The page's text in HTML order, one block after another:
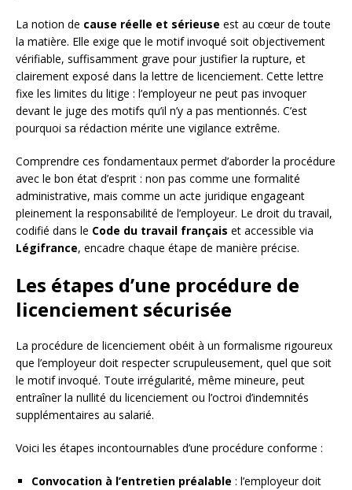
La notion de cause réelle et sérieuse est au cœur de toute
la matière. Elle exige que le motif invoqué soit objectivement
vérifiable, suffisamment grave pour justifier la rupture, et
clairement exposé dans la lettre de licenciement. Cette lettre
fixe les limites du litige : l’employeur ne peut pas invoquer
devant le juge des motifs qu’il n’y a pas mentionnés. C’est
pourquoi sa rédaction mérite une vigilance extrême.
Comprendre ces fondamentaux permet d’aborder la procédure
avec le bon état d’esprit : non pas comme une formalité
administrative, mais comme un acte juridique engageant
pleinement la responsabilité de l’employeur. Le droit du travail,
codifié dans le Code du travail français et accessible via
Légifrance, encadre chaque étape de manière précise.
Les étapes d’une procédure de
licenciement sécurisée
La procédure de licenciement obéit à un formalisme rigoureux
que l’employeur doit respecter scrupuleusement, quel que soit
le motif invoqué. Toute irrégularité, même mineure, peut
entraîner la nullité du licenciement ou l’octroi d’indemnités
supplémentaires au salarié.
Voici les étapes incontournables d’une procédure conforme :
Convocation à l’entretien préalable : l’employeur doit